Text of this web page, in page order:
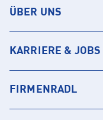
ÜBER UNS
KARRIERE & JOBS
FIRMENRADL